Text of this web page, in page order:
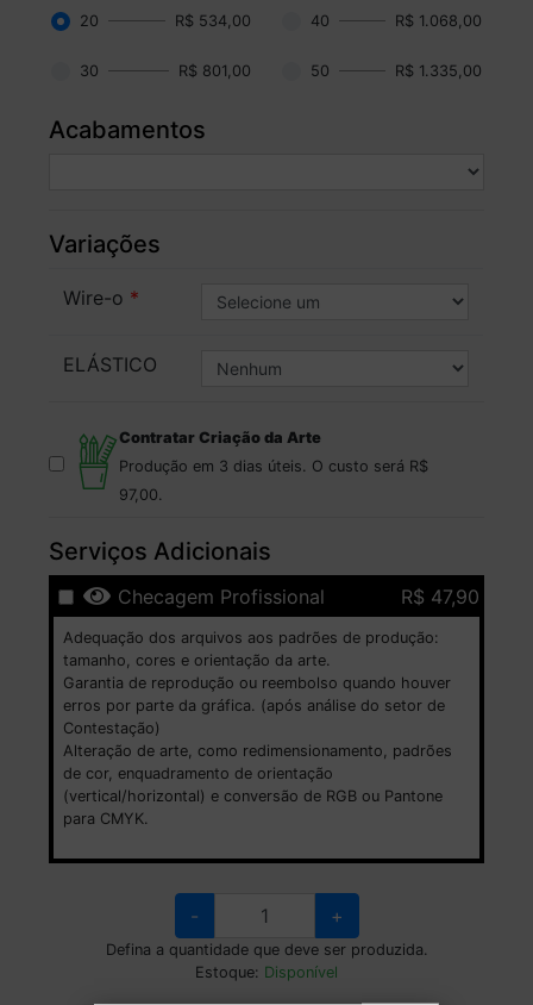
20 R$ 534,00 40 R$ 1.068,00
30 R$ 801,00 50 R$ 1.335,00
Acabamentos
Variações
Wire-o
ELÁSTICO
Contratar Criação da Arte
Produção em 3 dias úteis. O custo será R$
97,00.
Serviços Adicionais
Checagem Profissional R$ 47,90
Adequação dos arquivos aos padrões de produção:
tamanho, cores e orientação da arte.
Garantia de reprodução ou reembolso quando houver
erros por parte da gráfica. (após análise do setor de
Contestação)
Alteração de arte, como redimensionamento, padrões
de cor, enquadramento de orientação
(vertical/horizontal) e conversão de RGB ou Pantone
para CMYK.
- +
Defina a quantidade que deve ser produzida.
Estoque: Disponível